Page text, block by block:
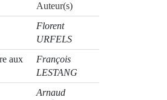
Auteur(s)
Florent
URFELS
aux
François
LESTANG
Arnaud